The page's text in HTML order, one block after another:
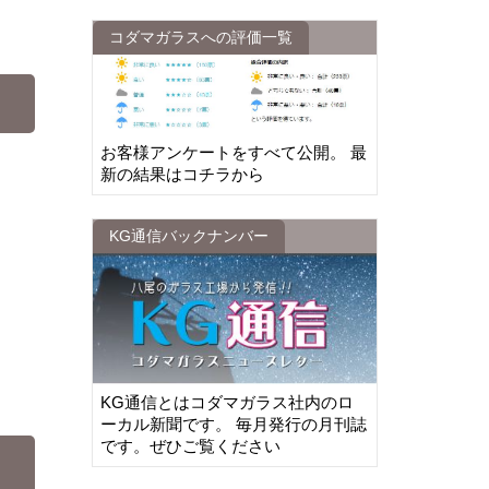
コダマガラスへの評価一覧
お客様アンケートをすべて公開。 最
新の結果はコチラから
KG通信バックナンバー
KG通信とはコダマガラス社内のロ
ーカル新聞です。 毎月発行の月刊誌
です。ぜひご覧ください